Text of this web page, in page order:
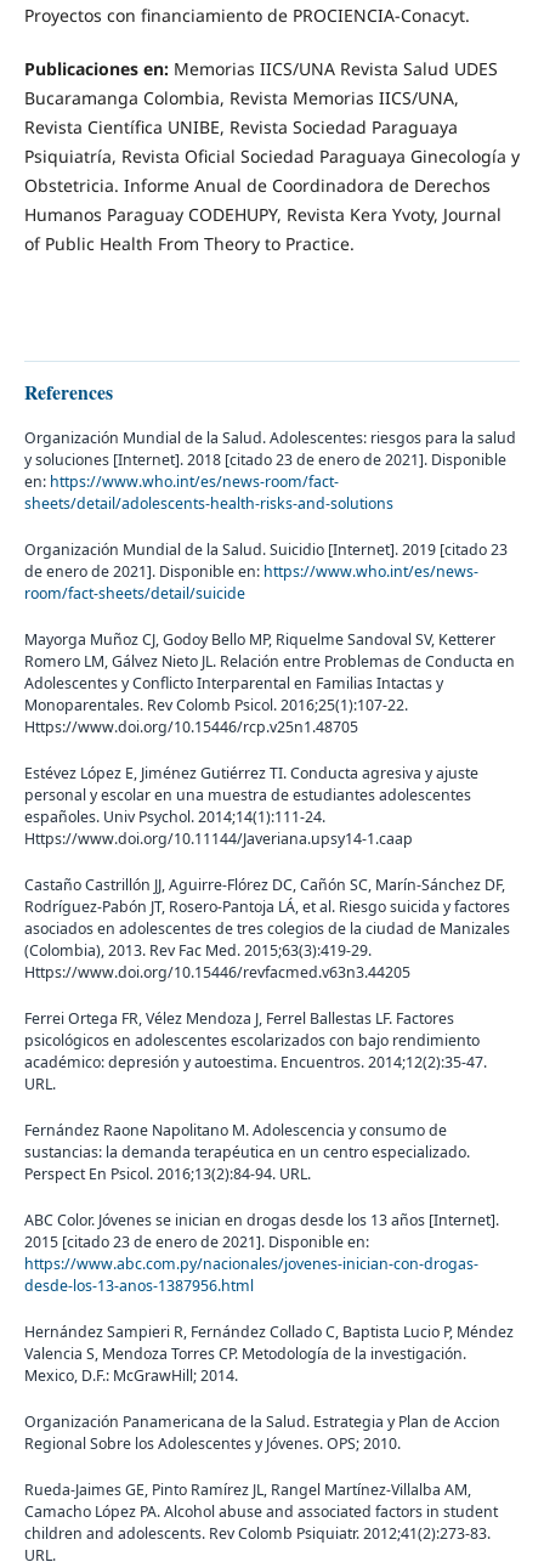
Proyectos con financiamiento de PROCIENCIA-Conacyt.
Publicaciones en:Memorias IICS/UNA Revista Salud UDES
Bucaramanga Colombia, Revista Memorias IICS/UNA,
Revista Científica UNIBE, Revista Sociedad Paraguaya
Psiquiatría, Revista Oficial Sociedad Paraguaya Ginecología y
Obstetricia. Informe Anual de Coordinadora de Derechos
Humanos Paraguay CODEHUPY, Revista Kera Yvoty, Journal
of Public Health From Theory to Practice.
References
Organización Mundial de la Salud. Adolescentes: riesgos para la salud
y soluciones [Internet]. 2018 [citado 23 de enero de 2021]. Disponible
en: https://www.who.int/es/news-room/fact-
sheets/detail/adolescents-health-risks-and-solutions
Organización Mundial de la Salud. Suicidio [Internet]. 2019 [citado 23
de enero de 2021]. Disponible en: https://www.who.int/es/news-
room/fact-sheets/detail/suicide
Mayorga Muñoz CJ, Godoy Bello MP, Riquelme Sandoval SV, Ketterer
Romero LM, Gálvez Nieto JL. Relación entre Problemas de Conducta en
Adolescentes y Conflicto Interparental en Familias Intactas y
Monoparentales. Rev Colomb Psicol. 2016;25(1):107-22.
Https://www.doi.org/10.15446/rcp.v25n1.48705
Estévez López E, Jiménez Gutiérrez TI. Conducta agresiva y ajuste
personal y escolar en una muestra de estudiantes adolescentes
españoles. Univ Psychol. 2014;14(1):111-24.
Https://www.doi.org/10.11144/Javeriana.upsy14-1.caap
Castaño Castrillón JJ, Aguirre-Flórez DC, Cañón SC, Marín-Sánchez DF,
Rodríguez-Pabón JT, Rosero-Pantoja LÁ, et al. Riesgo suicida y factores
asociados en adolescentes de tres colegios de la ciudad de Manizales
(Colombia), 2013. Rev Fac Med. 2015;63(3):419-29.
Https://www.doi.org/10.15446/revfacmed.v63n3.44205
Ferrei Ortega FR, Vélez Mendoza J, Ferrel Ballestas LF. Factores
psicológicos en adolescentes escolarizados con bajo rendimiento
académico: depresión y autoestima. Encuentros. 2014;12(2):35-47.
URL.
Fernández Raone Napolitano M. Adolescencia y consumo de
sustancias: la demanda terapéutica en un centro especializado.
Perspect En Psicol. 2016;13(2):84-94. URL.
ABC Color. Jóvenes se inician en drogas desde los 13 años [Internet].
2015 [citado 23 de enero de 2021]. Disponible en:
https://www.abc.com.py/nacionales/jovenes-inician-con-drogas-
desde-los-13-anos-1387956.html
Hernández Sampieri R, Fernández Collado C, Baptista Lucio P, Méndez
Valencia S, Mendoza Torres CP. Metodología de la investigación.
Mexico, D.F.: McGrawHill; 2014.
Organización Panamericana de la Salud. Estrategia y Plan de Accion
Regional Sobre los Adolescentes y Jóvenes. OPS; 2010.
Rueda-Jaimes GE, Pinto Ramírez JL, Rangel Martínez-Villalba AM,
Camacho López PA. Alcohol abuse and associated factors in student
children and adolescents. Rev Colomb Psiquiatr. 2012;41(2):273-83.
URL.